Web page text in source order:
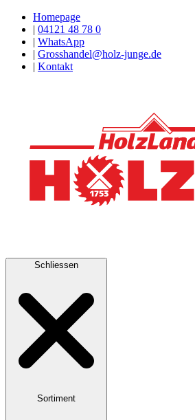
Homepage
| 04121 48 78 0
| WhatsApp
| Grosshandel@holz-junge.de
| Kontakt
Schliessen
Sortiment